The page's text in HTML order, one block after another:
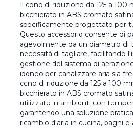
Il cono di riduzione da 125 a
bicchierato in ABS cromato
specificamente progettato per
Questo accessorio consente di
agevolmente da un diametro di
necessità di tagliare, facilitando
gestione del sistema di
idoneo per canalizzare aria sia
cono di riduzione da 125 a 100
bicchierato in ABS cromato
utilizzato in ambienti con
garantendo una soluzione
ricambio d'aria in cucina, bagni e